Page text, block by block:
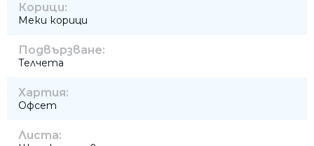
Корици:
Меки корици
Подвързване:
Телчета
Хартия:
Офсет
Листа: